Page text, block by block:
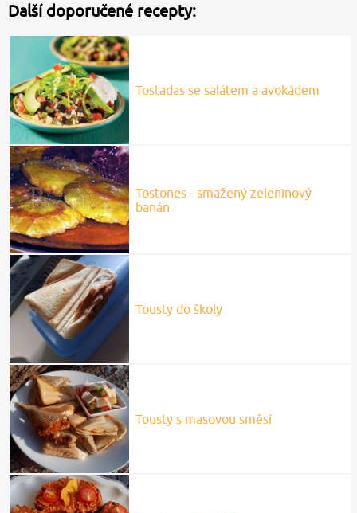
Další doporučené recepty:
Tostadas se salátem a avokádem
Tostones - smažený zeleninový
banán
Tousty do školy
Tousty s masovou směsí